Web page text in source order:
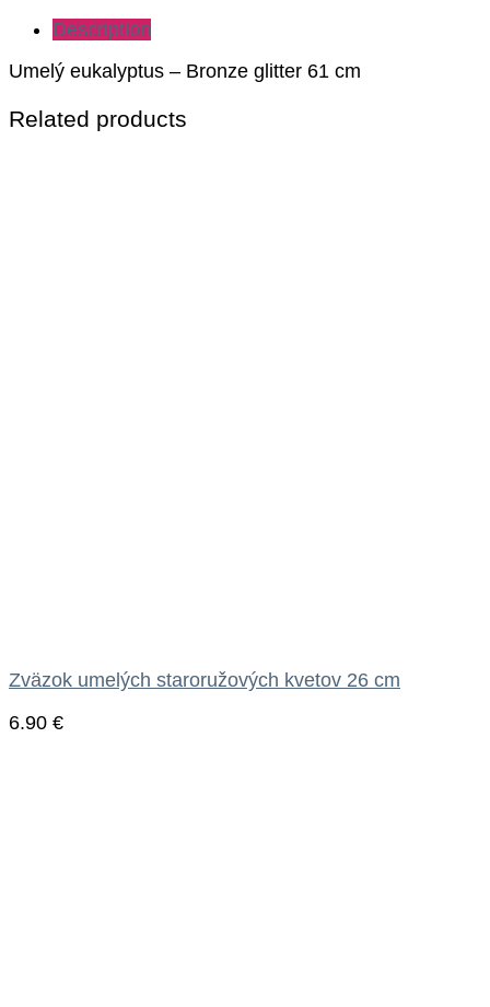
Description
Umelý eukalyptus – Bronze glitter 61 cm
Related products
Zväzok umelých staroružových kvetov 26 cm
6.90 €